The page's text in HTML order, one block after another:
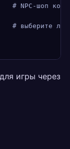
NPC-шоп
лобби-
игры через